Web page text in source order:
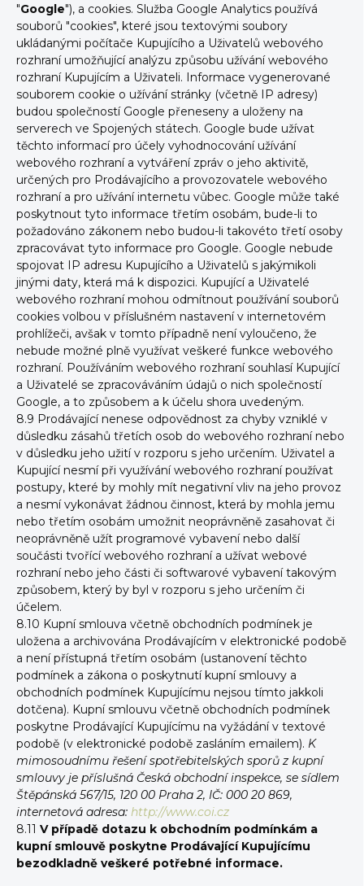
"Google"), a cookies. Služba Google Analytics používá
souborů "cookies", které jsou textovými soubory
ukládanými počítače Kupujícího a Uživatelů webového
rozhraní umožňující analýzu způsobu užívání webového
rozhraní Kupujícím a Uživateli. Informace vygenerované
souborem cookie o užívání stránky (včetně IP adresy)
budou společností Google přeneseny a uloženy na
serverech ve Spojených státech. Google bude užívat
těchto informací pro účely vyhodnocování užívání
webového rozhraní a vytváření zpráv o jeho aktivitě,
určených pro Prodávajícího a provozovatele webového
rozhraní a pro užívání internetu vůbec. Google může také
poskytnout tyto informace třetím osobám, bude-li to
požadováno zákonem nebo budou-li takovéto třetí osoby
zpracovávat tyto informace pro Google. Google nebude
spojovat IP adresu Kupujícího a Uživatelů s jakýmikoli
jinými daty, která má k dispozici. Kupující a Uživatelé
webového rozhraní mohou odmítnout používání souborů
cookies volbou v příslušném nastavení v internetovém
prohlížeči, avšak v tomto případně není vyloučeno, že
nebude možné plně využívat veškeré funkce webového
rozhraní. Používáním webového rozhraní souhlasí Kupující
a Uživatelé se zpracováváním údajů o nich společností
Google, a to způsobem a k účelu shora uvedeným.
8.9 Prodávající nenese odpovědnost za chyby vzniklé v
důsledku zásahů třetích osob do webového rozhraní nebo
v důsledku jeho užití v rozporu s jeho určením. Uživatel a
Kupující nesmí při využívání webového rozhraní používat
postupy, které by mohly mít negativní vliv na jeho provoz
a nesmí vykonávat žádnou činnost, která by mohla jemu
nebo třetím osobám umožnit neoprávněně zasahovat či
neoprávněně užít programové vybavení nebo další
součásti tvořící webového rozhraní a užívat webové
rozhraní nebo jeho části či softwarové vybavení takovým
způsobem, který by byl v rozporu s jeho určením či
účelem.
8.10 Kupní smlouva včetně obchodních podmínek je
uložena a archivována Prodávajícím v elektronické podobě
a není přístupná třetím osobám (ustanovení těchto
podmínek a zákona o poskytnutí kupní smlouvy a
obchodních podmínek Kupujícímu nejsou tímto jakkoli
dotčena). Kupní smlouvu včetně obchodních podmínek
poskytne Prodávající Kupujícímu na vyžádání v textové
podobě (v elektronické podobě zasláním emailem). K
mimosoudnímu řešení spotřebitelských sporů z kupní
smlouvy je příslušná Česká obchodní inspekce, se sídlem
Štěpánská 567/15, 120 00 Praha 2, IČ: 000 20 869,
internetová adresa: http://www.coi.cz
8.11 V případě dotazu k obchodním podmínkám a
kupní smlouvě poskytne Prodávající Kupujícímu
bezodkladně veškeré potřebné informace.